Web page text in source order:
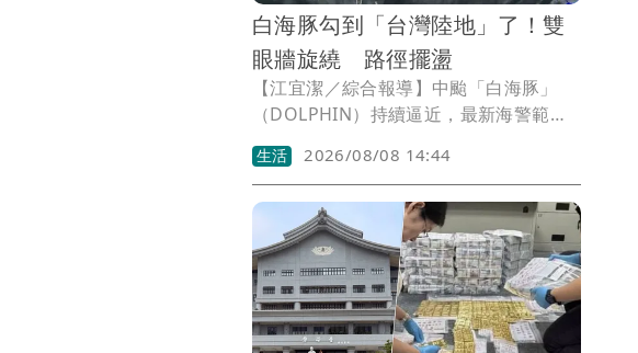
白海豚勾到「台灣陸地」了！雙
眼牆旋繞 路徑擺盪
【江宜潔／綜合報導】中颱「白海豚」
（DOLPHIN）持續逼近，最新海警範圍
涵蓋北部及東北部海面，儘管前進過程略
顯南北擺盪，不過大方向仍以西進登陸中
國為主、不太會大轉彎，至於整體風雨浪
則以今（8）、明（9）兩天最為明顯。專
家分析，颱風外圍環流目前已勾到台灣陸
地了，提醒北部及西半部山區都要留意較
大雨勢。
生活 2026/08/08 14:44